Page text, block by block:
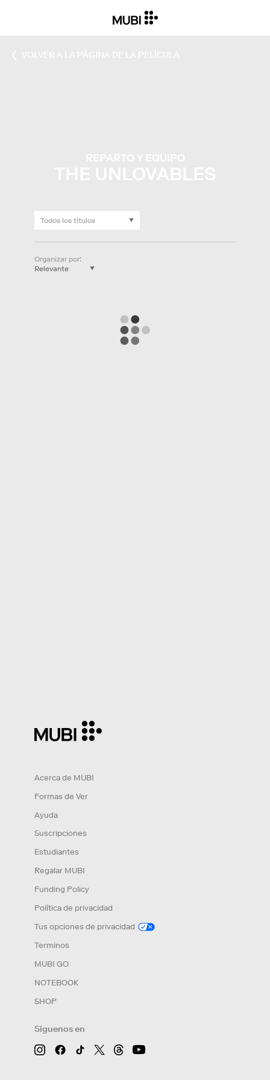
Organizar por:
Síguenos en
Acerca de MUBI
Formas de Ver
Ayuda
Suscripciones
Estudiantes
Regalar MUBI
Funding Policy
Política de privacidad
Tus opciones de privacidad
Terminos
MUBI GO
NOTEBOOK
SHOP